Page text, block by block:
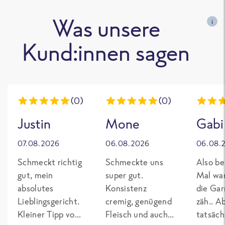
Was unsere
Kund:innen sagen
i
(0)
Justin
07.08.2026
Schmeckt richtig
gut, mein
absolutes
Lieblingsgericht.
Kleiner Tipp von
(0)
Mone
06.08.2026
Schmeckte uns
super gut.
Konsistenz
cremig, genügend
Fleisch und auch
Gabi
Also
Mal
die
zäh..